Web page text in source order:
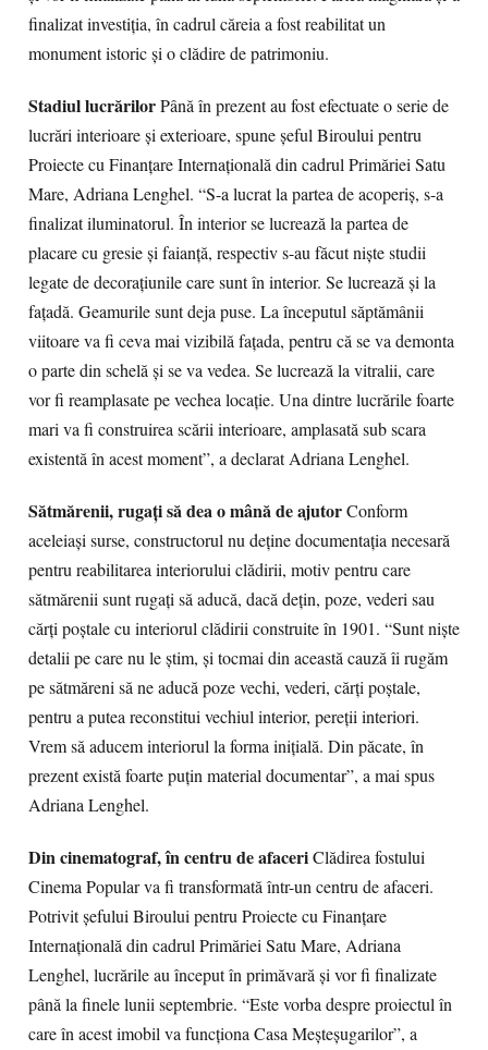
finalizat investiţia, în cadrul căreia a fost reabilitat un
monument istoric şi o clădire de patrimoniu.
Stadiul lucrărilorPână în prezent au fost efectuate o serie de
lucrări interioare şi exterioare, spune şeful Biroului pentru
Proiecte cu Finanţare Internaţională din cadrul Primăriei Satu
Mare, Adriana Lenghel. “S-a lucrat la partea de acoperiş, s-a
finalizat iluminatorul. În interior se lucrează la partea de
placare cu gresie şi faianţă, respectiv s-au făcut nişte studii
legate de decoraţiunile care sunt în interior. Se lucrează şi la
faţadă. Geamurile sunt deja puse. La începutul săptămânii
viitoare va fi ceva mai vizibilă faţada, pentru că se va demonta
o parte din schelă şi se va vedea. Se lucrează la vitralii, care
vor fi reamplasate pe vechea locaţie. Una dintre lucrările foarte
mari va fi construirea scării interioare, amplasată sub scara
existentă în acest moment”, a declarat Adriana Lenghel.
Sătmărenii, rugaţi să dea o mână de ajutorConform
aceleiaşi surse, constructorul nu deţine documentaţia necesară
pentru reabilitarea interiorului clădirii, motiv pentru care
sătmărenii sunt rugaţi să aducă, dacă deţin, poze, vederi sau
cărţi poştale cu interiorul clădirii construite în 1901. “Sunt nişte
detalii pe care nu le ştim, şi tocmai din această cauză îi rugăm
pe sătmăreni să ne aducă poze vechi, vederi, cărţi poştale,
pentru a putea reconstitui vechiul interior, pereţii interiori.
Vrem să aducem interiorul la forma iniţială. Din păcate, în
prezent există foarte puţin material documentar”, a mai spus
Adriana Lenghel.
Din cinematograf, în centru de afaceriClădirea fostului
Cinema Popular va fi transformată într-un centru de afaceri.
Potrivit şefului Biroului pentru Proiecte cu Finanţare
Internaţională din cadrul Primăriei Satu Mare, Adriana
Lenghel, lucrările au început în primăvară şi vor fi finalizate
până la finele lunii septembrie. “Este vorba despre proiectul în
care în acest imobil va funcţiona Casa Meşteşugarilor”, a